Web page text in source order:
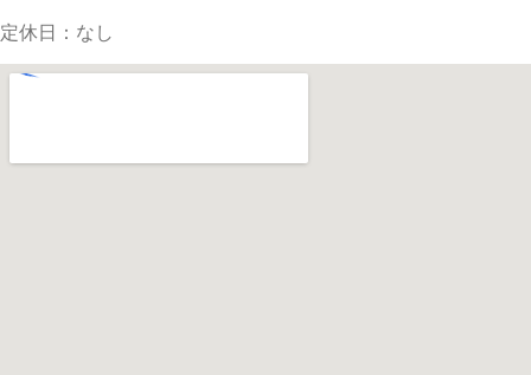
定休日：なし